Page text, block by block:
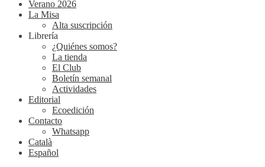
Verano 2026
La Misa
Alta suscripción
Librería
¿Quiénes somos?
La tienda
El Club
Boletín semanal
Actividades
Editorial
Ecoedición
Contacto
Whatsapp
Català
Español